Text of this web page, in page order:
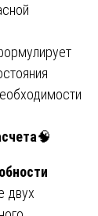
🧠
двух